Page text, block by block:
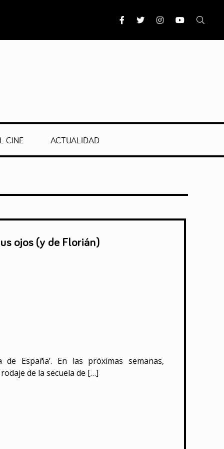
CINE ACTUALIDAD
ojos (y de Florián)
España’. En las próximas semanas,
de la secuela de […]